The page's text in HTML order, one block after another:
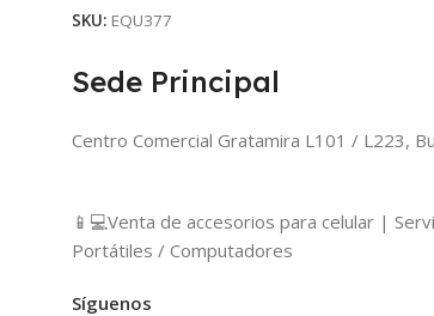
SKU: EQU377
Sede Principal
Centro Comercial Gratamira L101 / L223,
📱💻Venta de accesorios para celular |
Portátiles / Computadores
Síguenos